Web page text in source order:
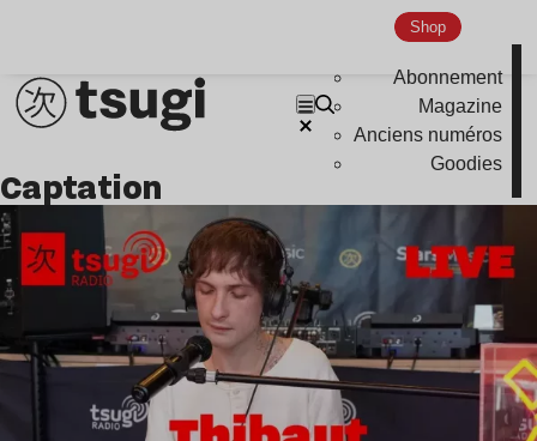
Shop
Abonnement
Magazine
Anciens numéros
Goodies
captation